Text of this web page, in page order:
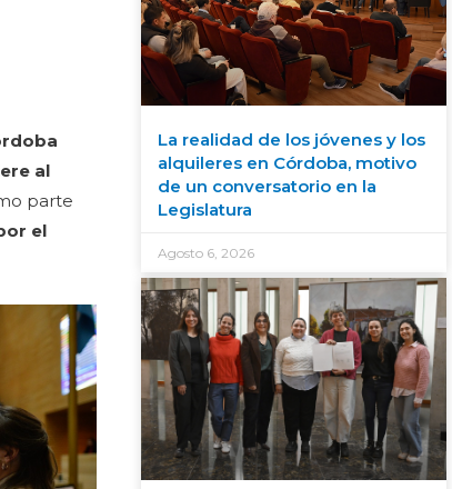
al
parte
el
La realidad de los jóvenes y los
alquileres en Córdoba, motivo
de un conversatorio en la
Legislatura
Agosto 6, 2026